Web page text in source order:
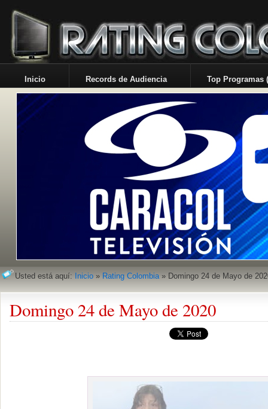
Inicio Records de Audiencia Top Programas
Usted está aquí: Inicio » Rating Colombia» Domingo 24 de Mayo de
Domingo 24 de Mayo de 2020